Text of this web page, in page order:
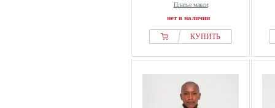
Платье макси
нет в наличии
КУПИТЬ